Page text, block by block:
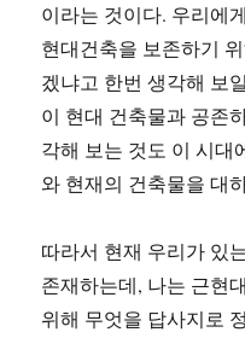
이라는 것이다. 우리에
현대건축을 보존하기
겠냐고 한번 생각해 보
이 현대 건축물과 공존
각해 보는 것도 이 시대
와 현재의 건축물을 대
따라서 현재 우리가 있
존재하는데, 나는 근현
위해 무엇을 답사지로